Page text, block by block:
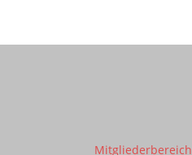
Mitgliederbereich